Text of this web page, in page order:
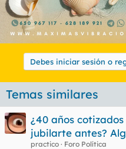
Debes iniciar sesión o
Temas similares
¿40 años
jubilarte antes?
practico
Foro Política